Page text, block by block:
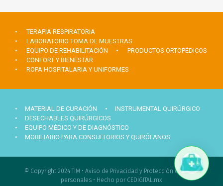
• TERAPIA RESPIRATORIA
• LABORATORIO TOMA DE MUESTRAS
• EQUIPO DE REHABILITACIÓN
• PRODUCTOS ORTOPÉDICOS
• CONFORT Y BIENESTAR
• ROPA HOSPITALARIA Y UNIFORMES
• MATERIAL DE CURACIÓN
• INSTRUMENTAL QUIRÚRGICO
• DESECHABLES QUIRÚRGICOS
• EQUIPO MÉDICO Y DE DIAGNÓSTICO
• MOBILIARIO PARA CONSULTORIOS Y QUIRÓFANOS
© Copyright 2024 TIM • Aviso de Privacidad y Protección de datos
personales • Hecho por CEDIGITAL.mx